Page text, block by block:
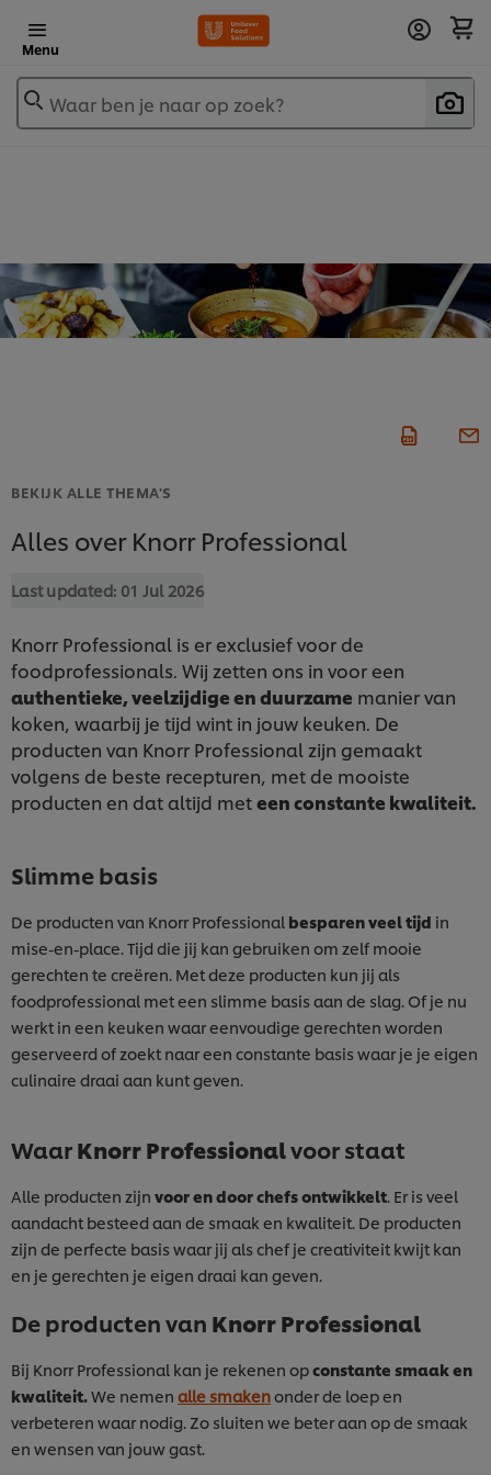
Menu
Waar ben je naar op zoek?
BEKIJK ALLE THEMA'S
Alles over Knorr Professional
Last updated: 01 Jul 2026
Knorr Professional is er exclusief voor de
foodprofessionals. Wij zetten ons in voor een
authentieke, veelzijdige en duurzame manier van
koken, waarbij je tijd wint in jouw keuken. De
producten van Knorr Professional zijn gemaakt
volgens de beste recepturen, met de mooiste
producten en dat altijd meteen constante kwaliteit.
Slimme basis
De producten van Knorr Professional besparen veel tijd in
mise-en-place. Tijd die jij kan gebruiken om zelf mooie
gerechten te creëren. Met deze producten kun jij als
foodprofessional met een slimme basis aan de slag. Of je nu
werkt in een keuken waar eenvoudige gerechten worden
geserveerd of zoekt naar een constante basis waar je je eigen
culinaire draai aan kunt geven.
WaarKnorr Professionalvoor staat
Alle producten zijn voor en door chefsontwikkelt . Er is veel
aandacht besteed aan de smaak en kwaliteit. De producten
zijn de perfecte basis waar jij als chef je creativiteit kwijt kan
en je gerechten je eigen draai kan geven.
De producten van Knorr Professional
Bij Knorr Professional kan je rekenen opconstante smaak en
kwaliteit. We nemen alle smakenonder de loep en
verbeteren waar nodig. Zo sluiten we beter aan op de smaak
en wensen van jouw gast.